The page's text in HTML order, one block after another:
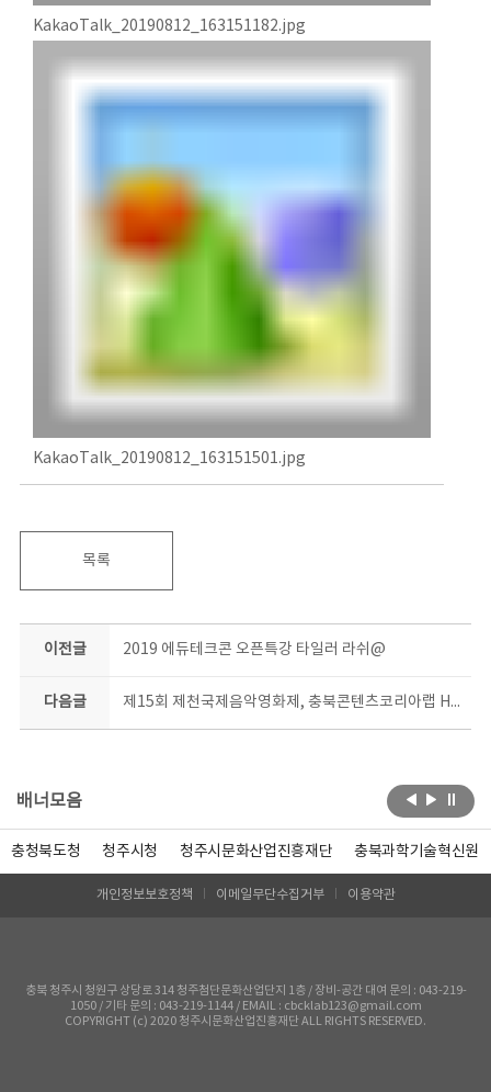
KakaoTalk_20190812_163151182.jpg
KakaoTalk_20190812_163151501.jpg
목록
이전글 2019 에듀테크콘 오픈특강 타일러 라쉬@
다음글 제15회 제천국제음악영화제, 충북콘텐츠코리아랩 HOT BOOTH
배너모음
충청북도청 청주시청 청주시문화산업진흥재단 충북과학기술혁신원
개인정보보호정책 이메일무단수집거부 이용약관
충북 청주시 청원구 상당로 314 청주첨단문화산업단지 1층 / 장비-공간 대여 문의 : 043-219-
1050 / 기타 문의 : 043-219-1144 / EMAIL : cbcklab123@gmail.com
COPYRIGHT (c) 2020 청주시문화산업진흥재단 ALL RIGHTS RESERVED.